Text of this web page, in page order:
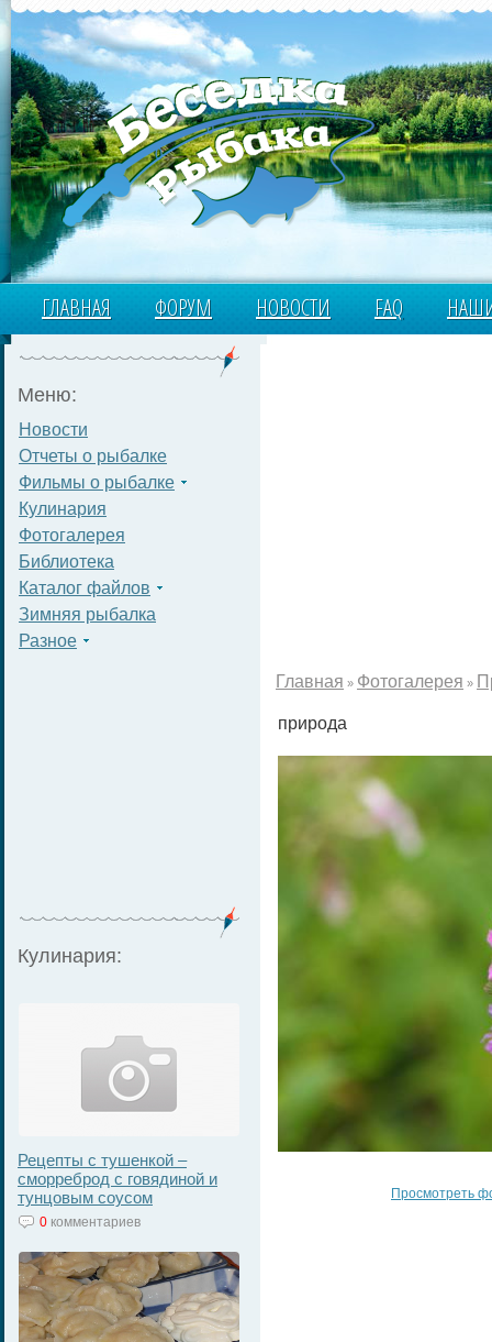
ГЛАВНАЯ ФОРУМ НОВОСТИ FAQ
Меню:
Новости
Отчеты о рыбалке
Фильмы о рыбалке
Кулинария
Фотогалерея
Библиотека
Каталог файлов
Зимняя рыбалка
Разное
Кулинария:
Рецепты с тушенкой –
сморреброд с говядиной и
тунцовым соусом
0 комментариев
Главная » Фотогалерея »
природа
Просмотреть